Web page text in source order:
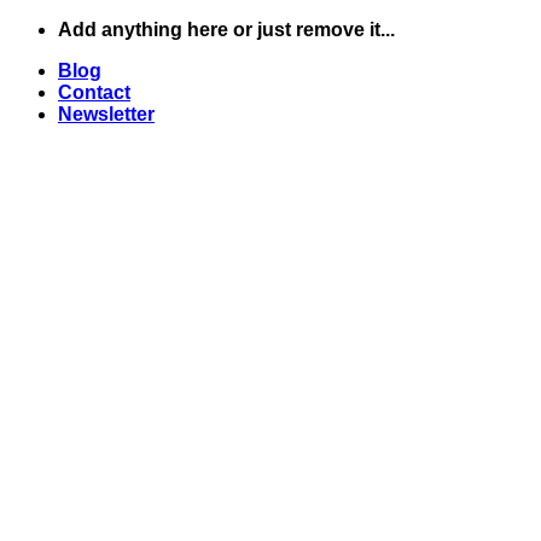
Skip
content
Add anything here or just remove it...
Blog
Contact
Newsletter